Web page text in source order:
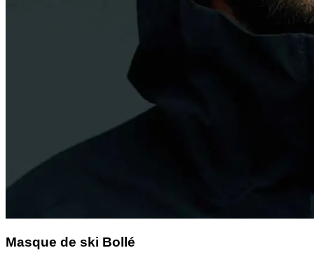
Masque de ski Bollé